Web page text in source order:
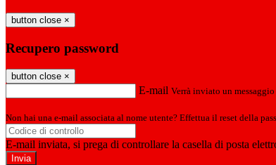
button close ×
Recupero password
button close ×
E-mail Verrà inviato un
Non hai una e-mail associata al nome utente? Effettua il reset della
E-mail inviata, si prega di controllare la casella di posta